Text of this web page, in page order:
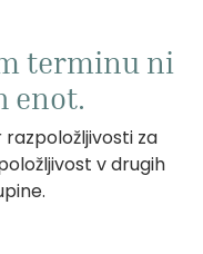
terminu ni
enot.
za
v drugih